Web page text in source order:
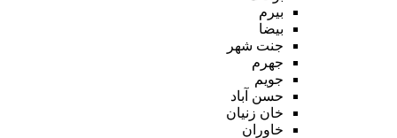
بیرم
بیضا
جنت شهر
جهرم
جویم
حسن آباد
خان زنیان
خاوران